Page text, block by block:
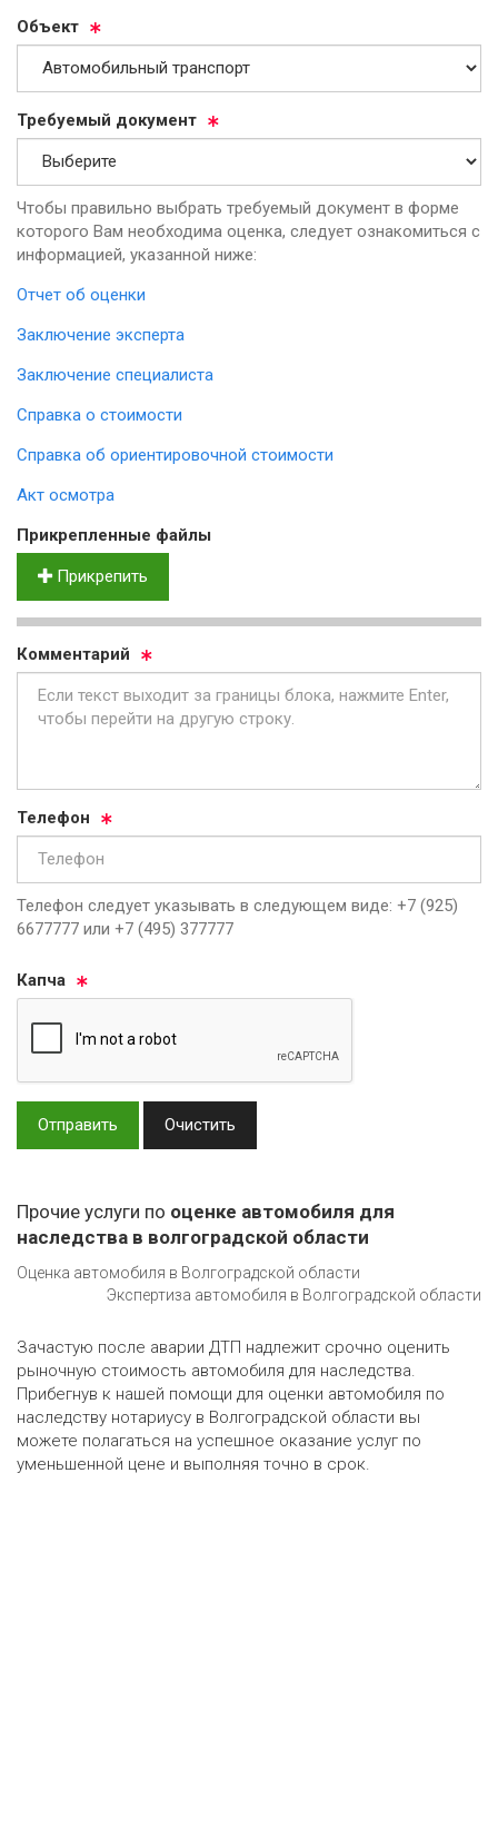
Объ­ект
Тре­бу­емый до­ку­мент
Чтобы правильно выбрать требуемый документ в форме
которого Вам необходима оценка, следует ознакомиться с
информацией, указанной ниже:
Отчет об оценки
Заключение эксперта
Заключение специалиста
Справка о стоимости
Справка об ориентировочной стоимости
Акт осмотра
Прик­реп­лен­ные фай­лы
Прикрепить
Ком­мен­та­рий
Те­ле­фон
Телефон следует указывать в следующем виде: +7 (925)
6677777 или +7 (495) 377777
Кап­ча
Отправить Очистить
Прочие услуги по оценке автомобиля для
наследства в волгоградской области
Оценка автомобиля в Волгоградской области
Экспертиза автомобиля в Волгоградской области
Зачастую после аварии ДТП надлежит срочно оценить
рыночную стоимость автомобиля для наследства.
Прибегнув к нашей помощи для оценки автомобиля по
наследству нотариусу в Волгоградской области вы
можете полагаться на успешное оказание услуг по
уменьшенной цене и выполняя точно в срок.